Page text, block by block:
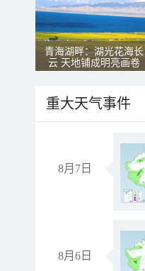
青海湖畔：湖光花海长
云 天地铺成明亮画卷
重大天气事件
8月7日
8月6日